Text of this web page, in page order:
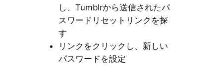
し、Tumblrから送信されたパ
スワードリセットリンクを探
す
リンクをクリックし、新しい
パスワードを設定